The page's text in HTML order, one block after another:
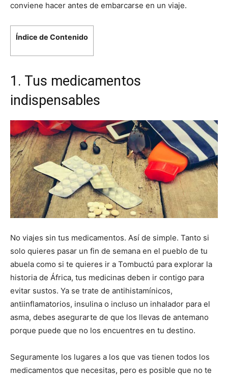
conviene hacer antes de embarcarse en un viaje.
Índice de Contenido
1. Tus medicamentos
indispensables
No viajes sin tus medicamentos. Así de simple. Tanto si
solo quieres pasar un fin de semana en el pueblo de tu
abuela como si te quieres ir a Tombuctú para explorar la
historia de África, tus medicinas deben ir contigo para
evitar sustos. Ya se trate de antihistamínicos,
antiinflamatorios, insulina o incluso un inhalador para el
asma, debes asegurarte de que los llevas de antemano
porque puede que no los encuentres en tu destino.
Seguramente los lugares a los que vas tienen todos los
medicamentos que necesitas, pero es posible que no te